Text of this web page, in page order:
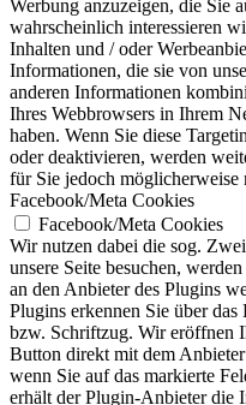
Werbung anzuzeigen, die Sie
wahrscheinlich interessieren
Inhalten und / oder
Informationen, die sie von
anderen Informationen
Ihres Webbrowsers in Ihrem
haben. Wenn Sie diese
oder deaktivieren, werden
für Sie jedoch möglicherweise
Facebook/Meta Cookies
Facebook/Meta Cookies
Wir nutzen dabei die sog.
unsere Seite besuchen,
an den Anbieter des Plugins
Plugins erkennen Sie über
bzw. Schriftzug. Wir eröffnen
Button direkt mit dem
wenn Sie auf das markierte
erhält der Plugin-Anbieter die